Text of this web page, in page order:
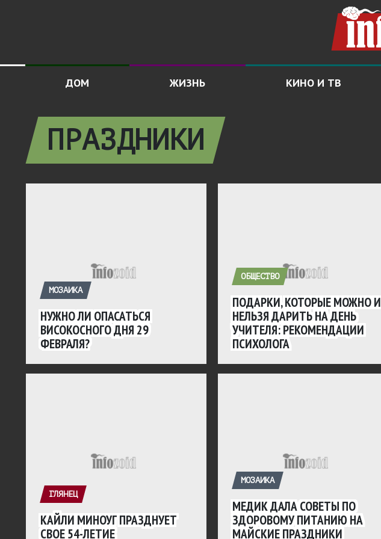
ДОМ ЖИЗНЬ КИНО И ТВ
ПРАЗДНИКИ
МОЗАИКА
НУЖНО ЛИ ОПАСАТЬСЯ
ВИСОКОСНОГО ДНЯ 29
ФЕВРАЛЯ?
ОБЩЕСТВО
ПОДАРКИ, КОТОРЫЕ МОЖНО И
НЕЛЬЗЯ ДАРИТЬ НА ДЕНЬ
УЧИТЕЛЯ: РЕКОМЕНДАЦИИ
ПСИХОЛОГА
ГЛЯНЕЦ
КАЙЛИ МИНОУГ ПРАЗДНУЕТ
СВОЕ 54-ЛЕТИЕ
МОЗАИКА
МЕДИК ДАЛА СОВЕТЫ ПО
ЗДОРОВОМУ ПИТАНИЮ НА
МАЙСКИЕ ПРАЗДНИКИ